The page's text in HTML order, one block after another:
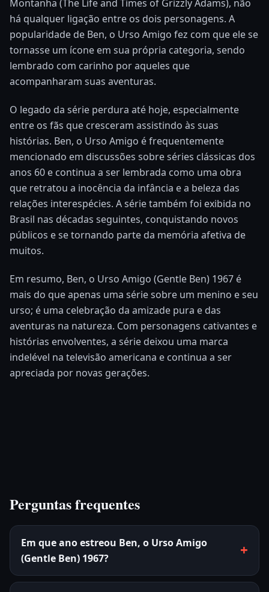
Montanha (The Life and Times of Grizzly Adams), não
há qualquer ligação entre os dois personagens. A
popularidade de Ben, o Urso Amigo fez com que ele se
tornasse um ícone em sua própria categoria, sendo
lembrado com carinho por aqueles que
acompanharam suas aventuras.
O legado da série perdura até hoje, especialmente
entre os fãs que cresceram assistindo às suas
histórias. Ben, o Urso Amigo é frequentemente
mencionado em discussões sobre séries clássicas dos
anos 60 e continua a ser lembrada como uma obra
que retratou a inocência da infância e a beleza das
relações interespécies. A série também foi exibida no
Brasil nas décadas seguintes, conquistando novos
públicos e se tornando parte da memória afetiva de
muitos.
Em resumo, Ben, o Urso Amigo (Gentle Ben) 1967 é
mais do que apenas uma série sobre um menino e seu
urso; é uma celebração da amizade pura e das
aventuras na natureza. Com personagens cativantes e
histórias envolventes, a série deixou uma marca
indelével na televisão americana e continua a ser
apreciada por novas gerações.
Perguntas frequentes
Em que ano estreou Ben, o Urso Amigo
(Gentle Ben) 1967?